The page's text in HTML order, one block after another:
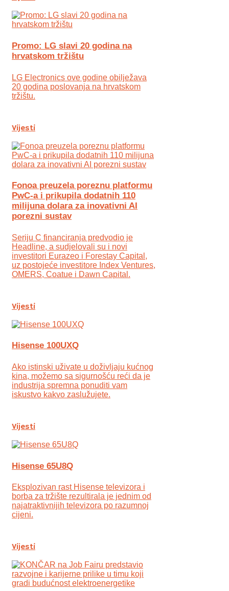
Promo: LG slavi 20 godina na
hrvatskom tržištu
LG Electronics ove godine obilježava
20 godina poslovanja na hrvatskom
tržištu.
Vijesti
Fonoa preuzela poreznu platformu
PwC-a i prikupila dodatnih 110
milijuna dolara za inovativni AI
porezni sustav
Seriju C financiranja predvodio je
Headline, a sudjelovali su i novi
investitori Eurazeo i Forestay Capital,
uz postojeće investitore Index Ventures,
OMERS, Coatue i Dawn Capital.
Vijesti
Hisense 100UXQ
Ako istinski uživate u doživljaju kućnog
kina, možemo sa sigurnošću reći da je
industrija spremna ponuditi vam
iskustvo kakvo zaslužujete.
Vijesti
Hisense 65U8Q
Eksplozivan rast Hisense televizora i
borba za tržište rezultirala je jednim od
najatraktivnijih televizora po razumnoj
cijeni.
Vijesti